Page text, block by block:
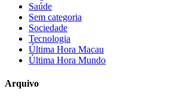
Saúde
Sem categoria
Sociedade
Tecnologia
Última Hora Macau
Última Hora Mundo
Arquivo